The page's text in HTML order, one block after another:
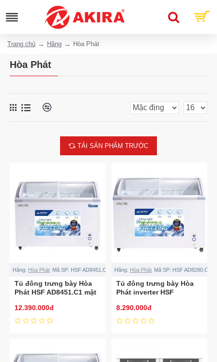
Trang chủ Hãng Hòa Phát
Hòa Phát
TẢI SẢN PHẨM TRƯỚC
Hãng: Hòa Phát Mã SP: HSF AD8451.C1
Tủ đông trưng bày Hòa
Phát HSF AD8451.C1 mặt
12.390.000đ
Hãng: Hòa Phát Mã SP: HSF AD8280.C1
Tủ đông trưng bày Hòa
Phát inverter HSF
8.290.000đ